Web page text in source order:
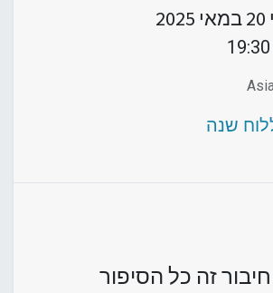
20 במאי 2025
19:30
שנה
זה כל הסיפור